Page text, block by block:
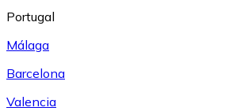
Portugal
Málaga
Barcelona
Valencia